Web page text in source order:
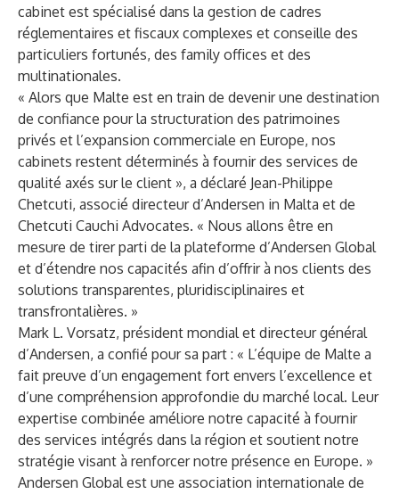
cabinet est spécialisé dans la gestion de cadres
réglementaires et fiscaux complexes et conseille des
particuliers fortunés, des family offices et des
multinationales.
« Alors que Malte est en train de devenir une destination
de confiance pour la structuration des patrimoines
privés et l’expansion commerciale en Europe, nos
cabinets restent déterminés à fournir des services de
qualité axés sur le client », a déclaré Jean-Philippe
Chetcuti, associé directeur d’Andersen in Malta et de
Chetcuti Cauchi Advocates. « Nous allons être en
mesure de tirer parti de la plateforme d’Andersen Global
et d’étendre nos capacités afin d’offrir à nos clients des
solutions transparentes, pluridisciplinaires et
transfrontalières. »
Mark L. Vorsatz, président mondial et directeur général
d’Andersen, a confié pour sa part : « L’équipe de Malte a
fait preuve d’un engagement fort envers l’excellence et
d’une compréhension approfondie du marché local. Leur
expertise combinée améliore notre capacité à fournir
des services intégrés dans la région et soutient notre
stratégie visant à renforcer notre présence en Europe. »
Andersen Globalest une association internationale de